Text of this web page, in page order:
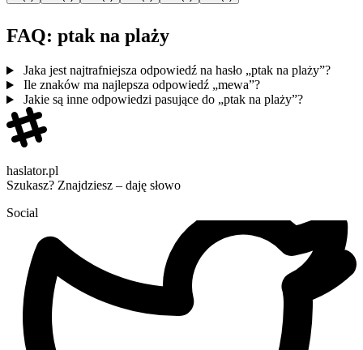
FAQ: ptak na plaży
Jaka jest najtrafniejsza odpowiedź na hasło „ptak na plaży”?
Ile znaków ma najlepsza odpowiedź „mewa”?
Jakie są inne odpowiedzi pasujące do „ptak na plaży”?
haslator.pl
Szukasz? Znajdziesz – daję słowo
Social